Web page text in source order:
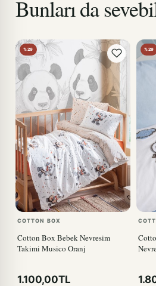
Bunları da
%29
COTTON BOX
Cotton Box Bebek Nevresim
Takimi Musico Oranj
1.100,00TL
%29